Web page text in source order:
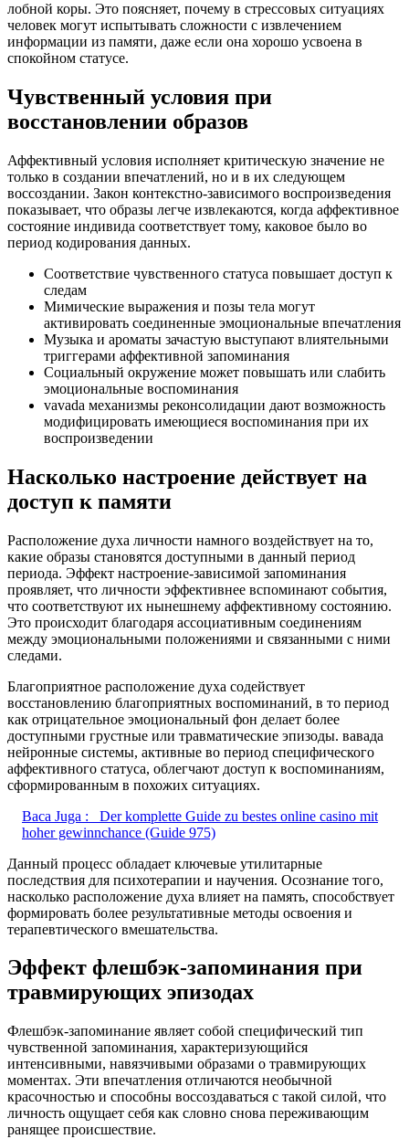
лобной коры. Это поясняет, почему в стрессовых ситуациях
человек могут испытывать сложности с извлечением
информации из памяти, даже если она хорошо усвоена в
спокойном статусе.
Чувственный условия при
восстановлении образов
Аффективный условия исполняет критическую значение не
только в создании впечатлений, но и в их следующем
воссоздании. Закон контекстно-зависимого воспроизведения
показывает, что образы легче извлекаются, когда аффективное
состояние индивида соответствует тому, каковое было во
период кодирования данных.
Соответствие чувственного статуса повышает доступ к
следам
Мимические выражения и позы тела могут
активировать соединенные эмоциональные впечатления
Музыка и ароматы зачастую выступают влиятельными
триггерами аффективной запоминания
Социальный окружение может повышать или слабить
эмоциональные воспоминания
vavada механизмы реконсолидации дают возможность
модифицировать имеющиеся воспоминания при их
воспроизведении
Насколько настроение действует на
доступ к памяти
Расположение духа личности намного воздействует на то,
какие образы становятся доступными в данный период
периода. Эффект настроение-зависимой запоминания
проявляет, что личности эффективнее вспоминают события,
что соответствуют их нынешнему аффективному состоянию.
Это происходит благодаря ассоциативным соединениям
между эмоциональными положениями и связанными с ними
следами.
Благоприятное расположение духа содействует
восстановлению благоприятных воспоминаний, в то период
как отрицательное эмоциональный фон делает более
доступными грустные или травматические эпизоды. вавада
нейронные системы, активные во период специфического
аффективного статуса, облегчают доступ к воспоминаниям,
сформированным в похожих ситуациях.
Baca Juga :
Der komplette Guide zu bestes online casino mit
hoher gewinnchance (Guide 975)
Данный процесс обладает ключевые утилитарные
последствия для психотерапии и научения. Осознание того,
насколько расположение духа влияет на память, способствует
формировать более результативные методы освоения и
терапевтического вмешательства.
Эффект флешбэк-запоминания при
травмирующих эпизодах
Флешбэк-запоминание являет собой специфический тип
чувственной запоминания, характеризующийся
интенсивными, навязчивыми образами о травмирующих
моментах. Эти впечатления отличаются необычной
красочностью и способны воссоздаваться с такой силой, что
личность ощущает себя как словно снова переживающим
ранящее происшествие.